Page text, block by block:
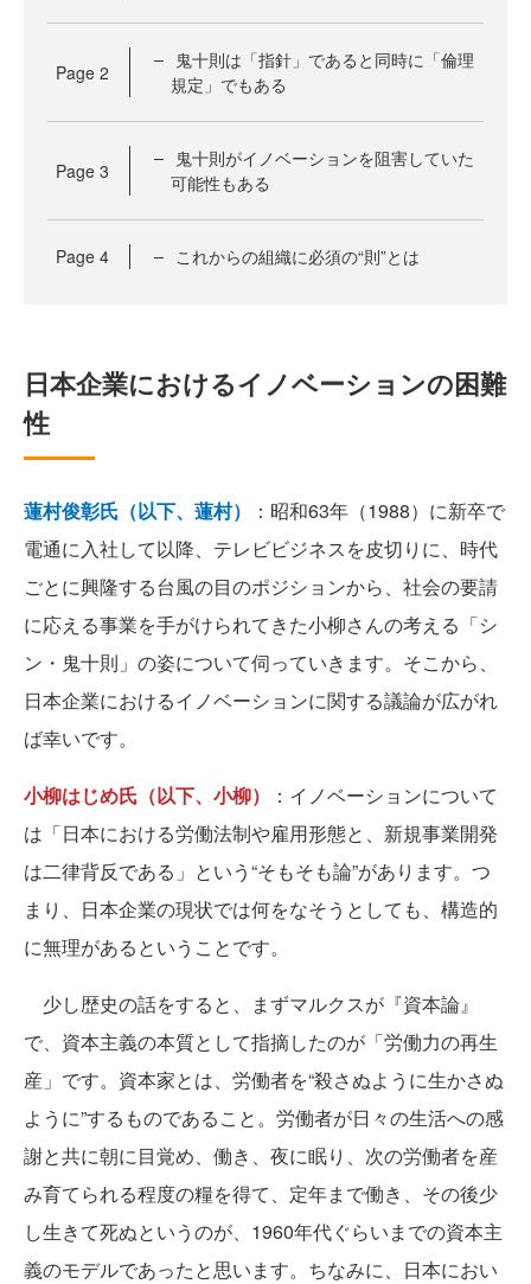
Page 2
鬼十則は「指針」であると同時に「倫理
規定」でもある
Page 3
鬼十則がイノベーションを阻害していた
可能性もある
Page 4 これからの組織に必須の“則”とは
日本企業におけるイノベーションの困難
性
蓮村俊彰氏（以下、蓮村）
：昭和63年（1988）に新卒で
電通に入社して以降、テレビビジネスを皮切りに、時代
ごとに興隆する台風の目のポジションから、社会の要請
に応える事業を手がけられてきた小柳さんの考える「シ
ン・鬼十則」の姿について伺っていきます。そこから、
日本企業におけるイノベーションに関する議論が広がれ
ば幸いです。
小柳はじめ氏（以下、小柳）
：イノベーションについて
は「日本における労働法制や雇用形態と、新規事業開発
は二律背反である」という“そもそも論”があります。つ
まり、日本企業の現状では何をなそうとしても、構造的
に無理があるということです。
少し歴史の話をすると、まずマルクスが『資本論』
で、資本主義の本質として指摘したのが「労働力の再生
産」です。資本家とは、労働者を“殺さぬように生かさぬ
ように”するものであること。労働者が日々の生活への感
謝と共に朝に目覚め、働き、夜に眠り、次の労働者を産
み育てられる程度の糧を得て、定年まで働き、その後少
し生きて死ぬというのが、1960年代ぐらいまでの資本主
義のモデルであったと思います。ちなみに、日本におい